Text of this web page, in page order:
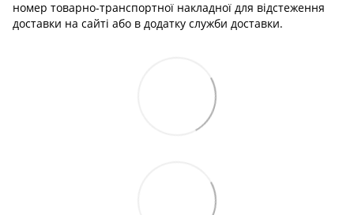
номер товарно-транспортної накладної для відстеження
доставки на сайті або в додатку служби доставки.